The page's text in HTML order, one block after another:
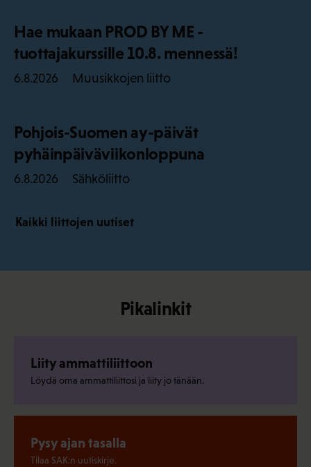
Hae mukaan PROD BY ME -
tuottajakurssille 10.8. mennessä!
6.8.2026 Muusikkojen liitto
Pohjois-Suomen ay-päivät
pyhäinpäiväviikonloppuna
6.8.2026 Sähköliitto
Kaikki liittojen uutiset
Pikalinkit
Liity ammattiliittoon
Löydä oma ammattiliittosi ja liity jo tänään.
Pysy ajan tasalla
Tilaa SAK:n uutiskirje.